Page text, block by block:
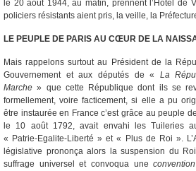
le 20 août 1944, au matin, prennent l’Hôtel de
policiers résistants aient pris, la veille, la
LE PEUPLE DE PARIS AU CŒUR DE LA
Mais rappelons surtout au Président de la
Gouvernement et aux députés de « La
Marche » que cette République dont ils se
formellement, voire facticement, si elle a pu
être instaurée en France c’est grâce au peuple
le 10 août 1792, avait envahi les Tuileries
« Patrie-Egalite-Liberté » et « Plus de Roi ».
législative prononça alors la suspension du
suffrage universel et convoqua une